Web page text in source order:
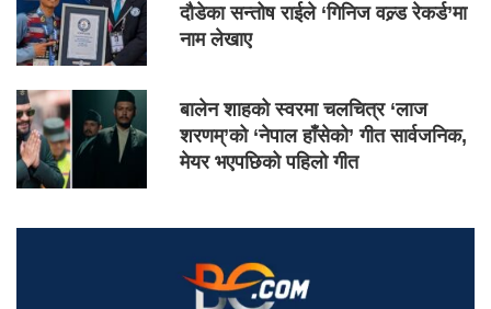
दौडेका सन्तोष राईले ‘गिनिज वल्र्ड रेकर्ड’मा
नाम लेखाए
बालेन शाहको स्वरमा चलचित्र ‘लाज
शरणम्’को ‘नेपाल हाँसेको’ गीत सार्वजनिक,
मेयर भएपछिको पहिलो गीत